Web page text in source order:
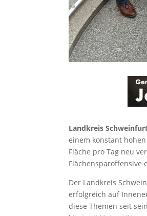
Landkreis
einem konstant
Fläche pro Tag neu
Flächensparoffensive
Der Landkreis
erfolgreich auf
diese Themen seit